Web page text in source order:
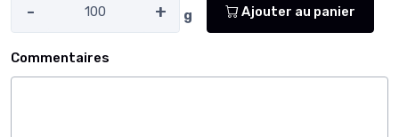
- + g Ajouter au panier
Commentaires